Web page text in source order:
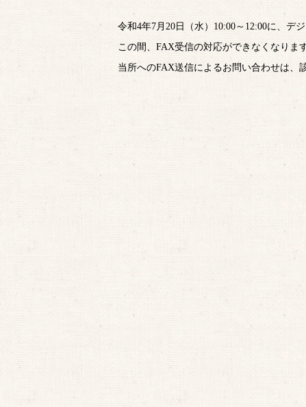
令和4年7月20日（水）10:00～12:00に、デ
この間、FAX受信の対応ができなくなります
当所へのFAX送信によるお問い合わせは、